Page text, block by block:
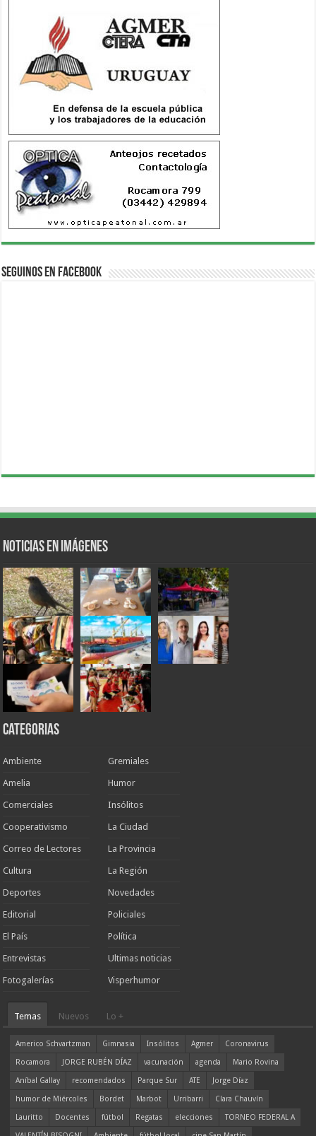
Seguinos en Facebook
Noticias en Imágenes
Categorias
Ambiente
Amelia
Comerciales
Cooperativismo
Correo de Lectores
Cultura
Deportes
Editorial
El País
Entrevistas
Fotogalerías
Gremiales
Humor
Insólitos
La Ciudad
La Provincia
La Región
Novedades
Policiales
Política
Ultimas noticias
Visperhumor
Temas Nuevos Lo +
Americo Schvartzman Gimnasia Insólitos Agmer
Coronavirus
Rocamora
JORGE RUBÉN DÍAZ vacunación agenda
Mario Rovina
Aníbal Gallay
recomendados Parque Sur ATE
Jorge Díaz
humor de Miércoles
Bordet Marbot Urribarri
Clara Chauvín
Lauritto
Docentes fútbol Regatas elecciones
TORNEO FEDERAL A